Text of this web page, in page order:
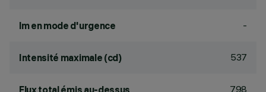
lm en mode d'urgence -
Intensité maximale (cd) 537
Flux total émis au-dessus
798